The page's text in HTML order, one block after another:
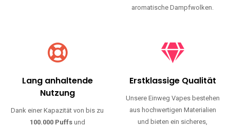
aromatische Dampfwolken.
Lang anhaltende
Nutzung
Dank einer Kapazität von bis zu
100.000 Puffsund
Erstklassige Qualität
Unsere Einweg Vapes bestehen
aus hochwertigen Materialien
und bieten ein sicheres,